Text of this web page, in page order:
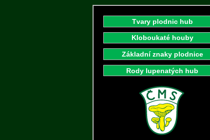
Tvary plodnic hub
Kloboukaté houby
Základní znaky plodnice
Rody lupenatých hub